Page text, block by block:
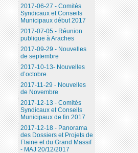
2017-06-27 - Comités
Syndicaux et Conseils
Municipaux début 2017
2017-07-05 - Réunion
publique à Araches
2017-09-29 - Nouvelles
de septembre
2017-10-13- Nouvelles
d’octobre.
2017-11-29 - Nouvelles
de Novembre
2017-12-13 - Comités
Syndicaux et Conseils
Municipaux de fin 2017
2017-12-18 - Panorama
des Dossiers et Projets de
Flaine et du Grand Massif
- MAJ 20/12/2017